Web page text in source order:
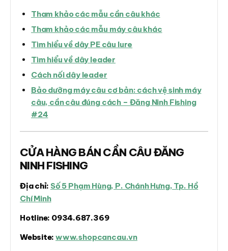
Tham khảo các mẫu cần câu khác
Tham khảo các mẫu máy câu khác
Tìm hiểu về dây PE câu lure
Tìm hiểu về dây leader
Cách nối dây leader
Bảo dưỡng máy câu cơ bản: cách vệ sinh máy
câu, cần câu đúng cách – Đăng Ninh Fishing
#24
CỬA HÀNG BÁN CẦN CÂU ĐĂNG
NINH FISHING
Địa chỉ: Số 5 Phạm Hùng, P. Chánh Hưng, Tp. Hồ
Chí Minh
Hotline: 0934.687.369
Website: www.shopcancau.vn